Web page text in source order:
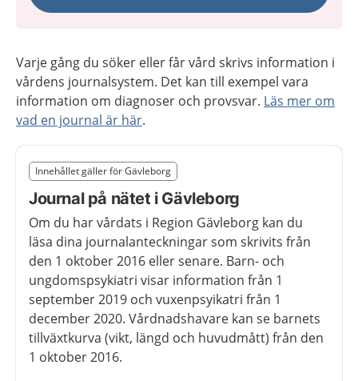
Varje gång du söker eller får vård skrivs information i
vårdens journalsystem. Det kan till exempel vara
information om diagnoser och provsvar. Läs mer om
vad en journal är här.
Nedan innehåll gäller region Gävleborg
Innehållet gäller för Gävleborg
Journal på nätet i Gävleborg
Om du har vårdats i Region Gävleborg kan du
läsa dina journalanteckningar som skrivits från
den 1 oktober 2016 eller senare. Barn- och
ungdomspsykiatri visar information från 1
september 2019 och vuxenpsyikatri från 1
december 2020. Vårdnadshavare kan se barnets
tillväxtkurva (vikt, längd och huvudmått) från den
1 oktober 2016.
Slut på det regionala tillägget från region Gävleborg